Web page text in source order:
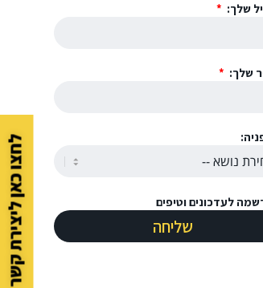
שלך:
שלך:
לעדכונים וטיפים
שליחה לחצו כאן ליצירת קשר